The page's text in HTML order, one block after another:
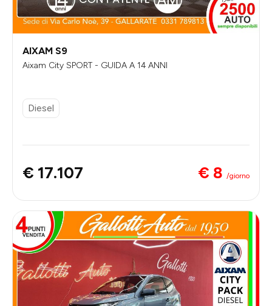
AIXAM S9
Aixam City SPORT - GUIDA A 14 ANNI
Diesel
€ 17.107 € 8 /giorno